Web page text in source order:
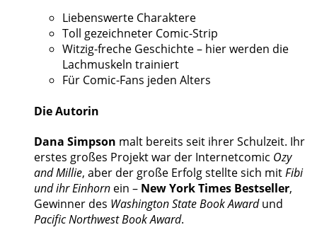
Liebenswerte Charaktere
Toll gezeichneter Comic-Strip
Witzig-freche Geschichte – hier werden die
Lachmuskeln trainiert
Für Comic-Fans jeden Alters
Die Autorin
Dana Simpson malt bereits seit ihrer Schulzeit. Ihr
erstes großes Projekt war der Internetcomic Ozy
and Millie, aber der große Erfolg stellte sich mitFibi
und ihr Einhorn ein – New York Times Bestseller,
Gewinner des Washington State Book Awardund
Pacific Northwest Book Award.